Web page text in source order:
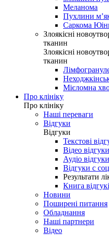
Меланома
Пухлини
Саркома
Злоякісні
тканин
Злоякісні
тканин
Мієломна
Про клініку
Про клініку
Наші переваги
Відгуки
Відгуки
Текстові
Відео відгуки
Аудіо відгуки
Відгуки с
Результати
Книга
Новини
Поширені питання
Обладнання
Наші партнери
Відео